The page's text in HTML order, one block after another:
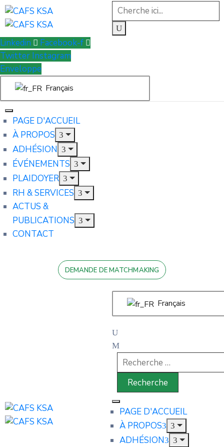
Linkedin
Facebook-f
Twitter Instagram
Enveloppe
Français
PAGE D'ACCUEIL
À PROPOS
ADHÉSION
ÉVÉNEMENTS
PLAIDOYER
RH & SERVICES
ACTUS &
PUBLICATIONS
CONTACT
DEMANDE DE MATCHMAKING
Français
PAGE D'ACCUEIL
À PROPOS
ADHÉSION